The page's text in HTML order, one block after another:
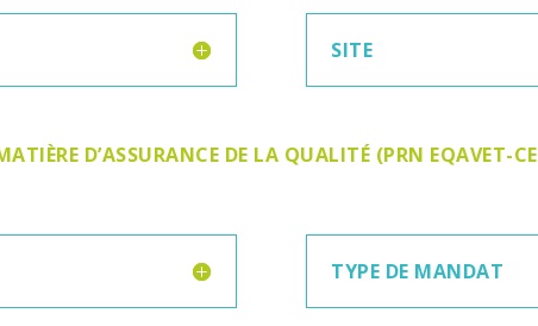
SITE
D’ASSURANCE DE LA QUALITÉ (PRN EQAVET-
TYPE DE MANDAT